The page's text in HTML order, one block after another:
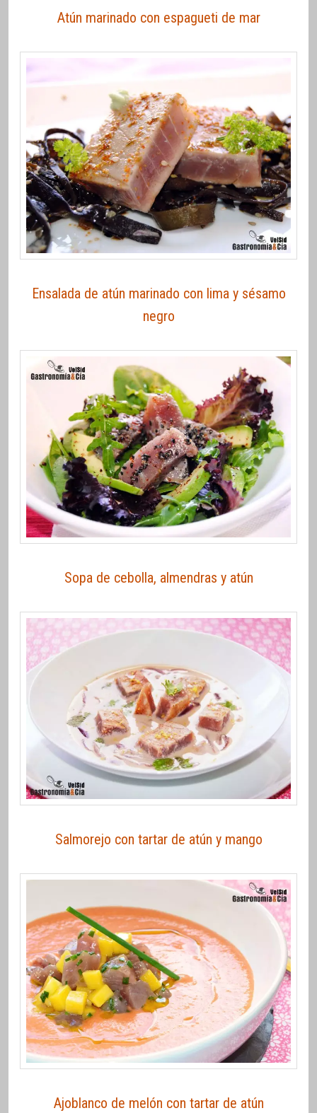
Atún marinado con espagueti de mar
Ensalada de atún marinado con lima y sésamo
negro
Sopa de cebolla, almendras y atún
Salmorejo con tartar de atún y mango
Ajoblanco de melón con tartar de atún